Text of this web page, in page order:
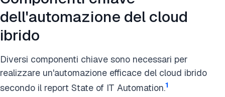
dell'automazione del cloud
ibrido
Diversi componenti chiave sono necessari per
realizzare un'automazione efficace del cloud ibrido
secondo il report State of IT Automation.1